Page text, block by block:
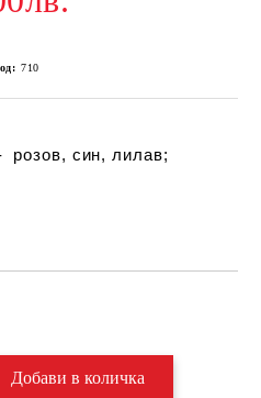
710
розов, син, лилав;